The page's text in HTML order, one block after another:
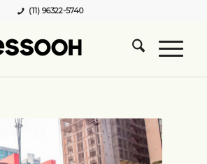
(11) 96322-5740